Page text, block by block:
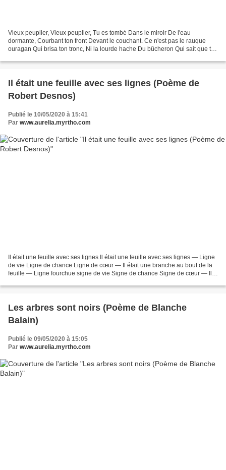
Vieux peuplier, Vieux peuplier, Tu es tombé Dans le miroir De l'eau
dormante, Courbant ton front Devant le couchant. Ce n'est pas le rauque
ouragan Qui brisa ton tronc, Ni la lourde hache Du bûcheron Qui sait que tu
Il était une feuille avec ses lignes (Poème de
Robert Desnos)
Publié le 10/05/2020 à 15:41
Par www.aurelia.myrtho.com
Il était une feuille avec ses lignes Il était une feuille avec ses lignes — Ligne
de vie Ligne de chance Ligne de cœur — Il était une branche au bout de la
feuille — Ligne fourchue signe de vie Signe de chance Signe de cœur — Il
Les arbres sont noirs (Poème de Blanche
Balain)
Publié le 09/05/2020 à 15:05
Par www.aurelia.myrtho.com